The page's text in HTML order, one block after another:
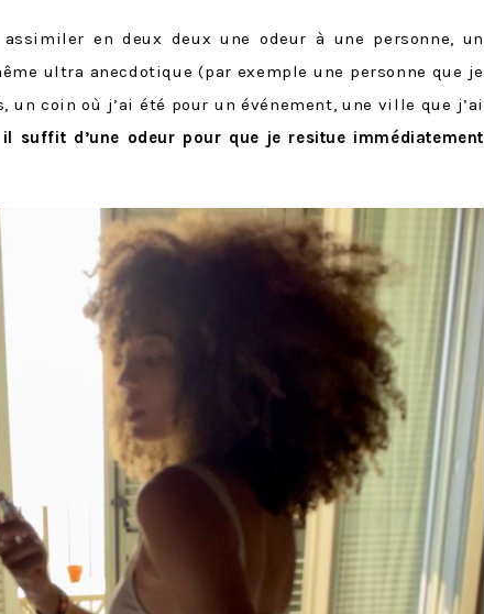
en deux deux une odeur à une personne, un
ultra anecdotique (par exemple une personne que je
un coin où j’ai été pour un événement, une ville que j’ai
il suffit d’une odeur pour que je resitue immédiatement